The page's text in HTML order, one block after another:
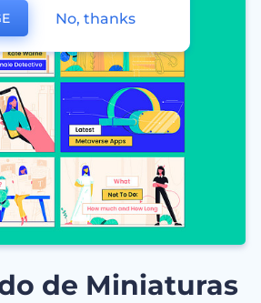
de Miniaturas
No, thanks